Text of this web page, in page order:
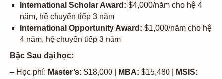
International Scholar Award: $4,000/năm cho hệ 4
năm, hệ chuyển tiếp 3 năm
International Opportunity Award: $1,000/năm cho hệ
4 năm, hệ chuyển tiếp 3 năm
Bậc Sau đại học:
– Học phí: Master’s: $18,000 | MBA: $15,480 |
MSIS: